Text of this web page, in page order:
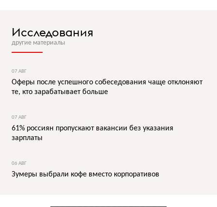
Исследования
другие материалы
07 АВГ
Оферы после успешного собеседования чаще отклоняют
те, кто зарабатывает больше
07 АВГ
61% россиян пропускают вакансии без указания
зарплаты
06 АВГ
Зумеры выбрали кофе вместо корпоративов